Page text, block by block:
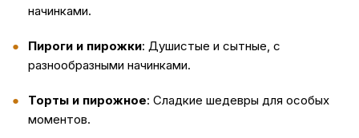
начинками.
Пироги и пирожки: Душистые и сытные, с
разнообразными начинками.
Торты и пирожное: Сладкие шедевры для особых
моментов.